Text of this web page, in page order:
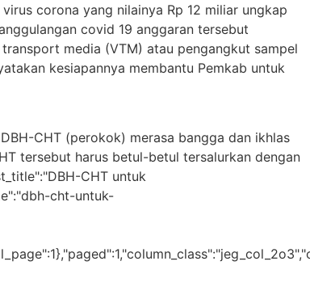
corona yang nilainya Rp 12 miliar ungkap
covid 19 anggaran tersebut
media (VTM) atau pengangkut sampel
kesiapannya membantu Pemkab untuk
CHT (perokok) merasa bangga dan ikhlas
tersebut harus betul-betul tersalurkan dengan
CHT untuk
cht-untuk-